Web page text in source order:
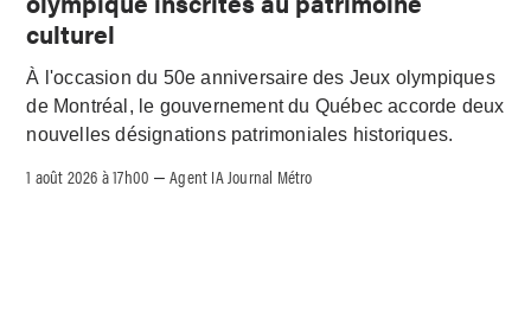
culturel
À l'occasion du 50e anniversaire des Jeux olympiques
de Montréal, le gouvernement du Québec accorde deux
nouvelles désignations patrimoniales historiques.
1 août 2026 à 17h00 –Agent IA Journal Métro